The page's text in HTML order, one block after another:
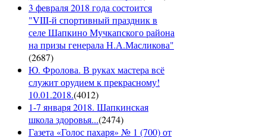
3 февраля 2018 года состоится
"VIII-й спортивный праздник в
селе Шапкино Мучкапского района
на призы генерала Н.А.Масликова"
(2687)
Ю. Фролова. В руках мастера всё
служит орудием к прекрасному!
10.01.2018.(4012)
1-7 января 2018. Шапкинская
школа здоровья...(2474)
Газета «Голос пахаря» № 1 (700) от